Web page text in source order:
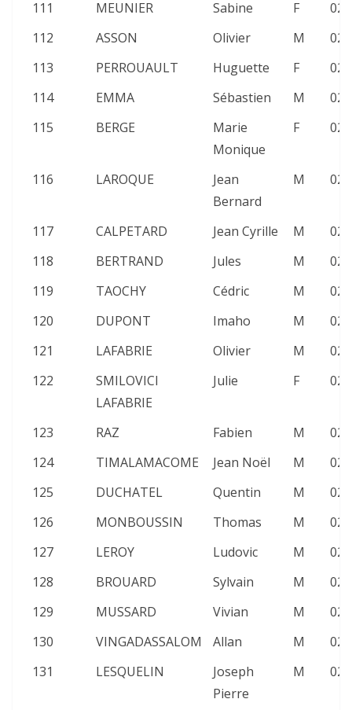
111 MEUNIER Sabine F
112
ASSON Olivier M
113
PERROUAULT Huguette F
114
EMMA Sébastien M
115
BERGE
Marie
Monique
F
116 LAROQUE
Jean
Bernard
M
117 CALPETARD Jean Cyrille M
118
BERTRAND Jules M
119
TAOCHY Cédric M
120
DUPONT Imaho M
121
LAFABRIE Olivier M
122
SMILOVICI
LAFABRIE
Julie F
123 RAZ Fabien M
124
TIMALAMACOME Jean Noël M
125
DUCHATEL Quentin M
126
MONBOUSSIN Thomas M
127
LEROY Ludovic M
128
BROUARD Sylvain M
129
MUSSARD Vivian M
130
VINGADASSALOM Allan M
131
LESQUELIN
Joseph
Pierre
M